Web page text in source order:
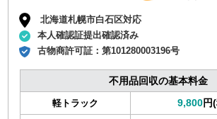
北海道札幌市白石区対応
本人確認証提出確認済み
古物商許可証：第101280003196号
不用品回収の基本料金
軽トラック 9,800円